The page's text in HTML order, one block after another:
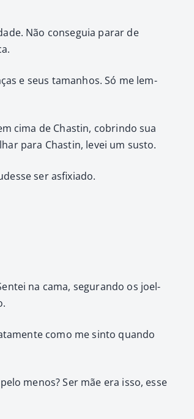
Não con­seguia parar de
e seus taman­hos. Só me lem­
cima de Chastin, cobrindo sua
para Chastin, lev­ei um sus­to.
ser asfix­i­a­do.
na cama, segu­ran­do os joel­
como me sin­to quan­do
menos? Ser mãe era isso, esse